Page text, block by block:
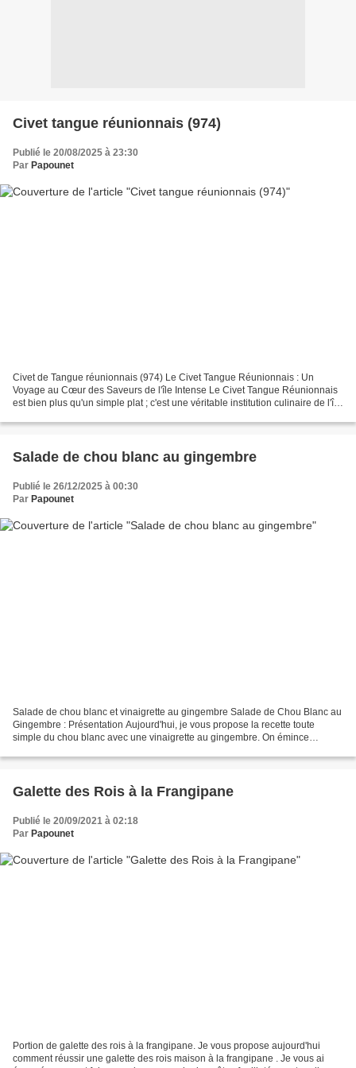
Civet tangue réunionnais (974)
Publié le 20/08/2025 à 23:30
Par Papounet
Civet de Tangue réunionnais (974) Le Civet Tangue Réunionnais : Un
Voyage au Cœur des Saveurs de l'île Intense Le Civet Tangue Réunionnais
est bien plus qu'un simple plat ; c'est une véritable institution culinaire de l'île
Salade de chou blanc au gingembre
Publié le 26/12/2025 à 00:30
Par Papounet
Salade de chou blanc et vinaigrette au gingembre Salade de Chou Blanc au
Gingembre : Présentation Aujourd'hui, je vous propose la recette toute
simple du chou blanc avec une vinaigrette au gingembre. On émince
Galette des Rois à la Frangipane
Publié le 20/09/2021 à 02:18
Par Papounet
Portion de galette des rois à la frangipane. Je vous propose aujourd'hui
comment réussir une galette des rois maison à la frangipane . Je vous ai